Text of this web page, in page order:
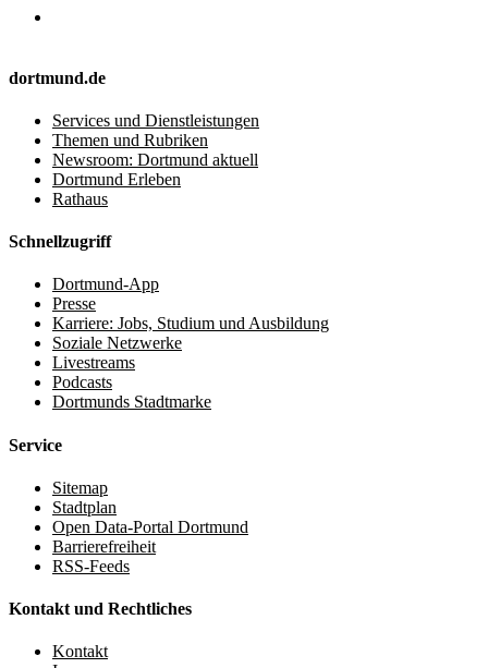
dortmund.de
Services und Dienstleistungen
Themen und Rubriken
Newsroom: Dortmund aktuell
Dortmund Erleben
Rathaus
Schnellzugriff
Dortmund-App
Presse
Karriere: Jobs, Studium und Ausbildung
Soziale Netzwerke
Livestreams
Podcasts
Dortmunds Stadtmarke
Service
Sitemap
Stadtplan
Open Data-Portal Dortmund
Barrierefreiheit
RSS-Feeds
Kontakt und Rechtliches
Kontakt